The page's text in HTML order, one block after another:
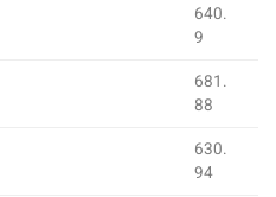
640.
9
681.
88
630.
94